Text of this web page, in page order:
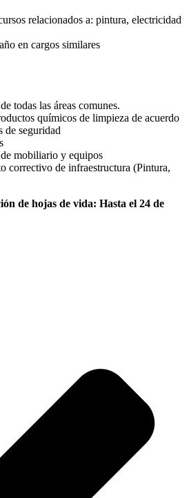
relacionados a: pintura, electricidad
en cargos similares
todas las áreas comunes.
químicos de limpieza de acuerdo
de seguridad
mobiliario y equipos
correctivo de infraestructura (Pintura,
de hojas de vida: Hasta el 24 de